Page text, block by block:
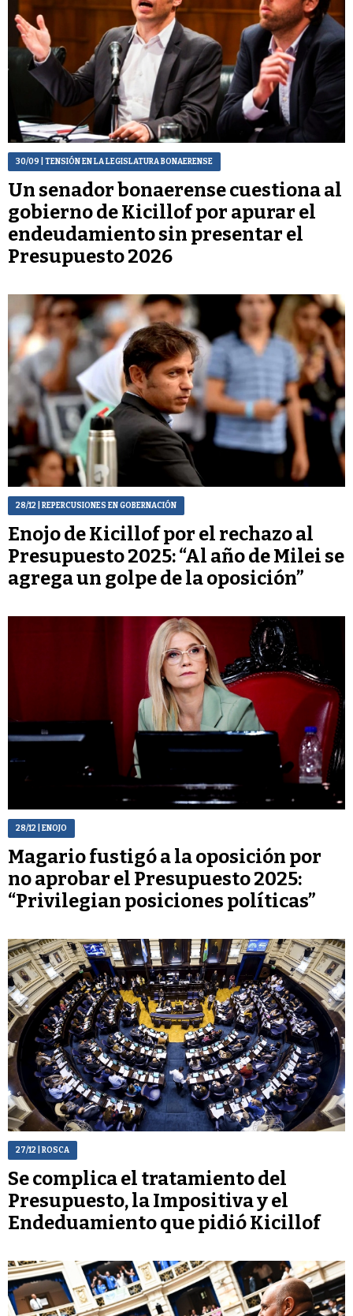
30/09 | TENSIÓN EN LA LEGISLATURA BONAERENSE
Un senador bonaerense cuestiona al
gobierno de Kicillof por apurar el
endeudamiento sin presentar el
Presupuesto 2026
28/12 | REPERCUSIONES EN GOBERNACIÓN
Enojo de Kicillof por el rechazo al
Presupuesto 2025: “Al año de Milei se
agrega un golpe de la oposición”
28/12 | ENOJO
Magario fustigó a la oposición por
no aprobar el Presupuesto 2025:
“Privilegian posiciones políticas”
27/12 | ROSCA
Se complica el tratamiento del
Presupuesto, la Impositiva y el
Endeduamiento que pidió Kicillof